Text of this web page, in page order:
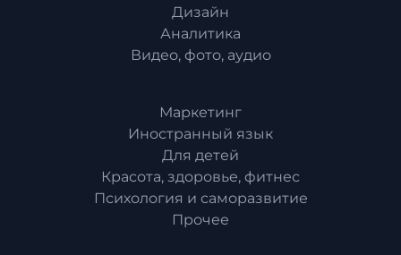
Дизайн
Аналитика
Видео, фото, аудио
Маркетинг
Иностранный язык
Для детей
Красота, здоровье, фитнес
Психология и саморазвитие
Прочее